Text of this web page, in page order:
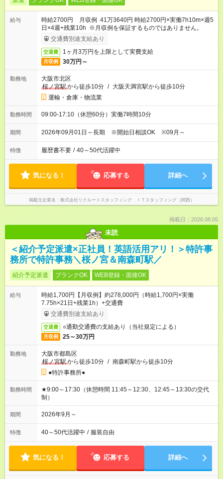
給与
時給2700円 月収例 41万3640円 時給2700円×実働7h10m×週5
日×4週+残業10h ※月収例を保証するものではありません。
交通費別途支給あり
交通費 1ヶ月3万円を上限として実費支給
月収例 30万円～
勤務地
大阪市北区
桜ノ宮駅から徒歩10分 / 大阪天満宮駅から徒歩10分
運輸・倉庫・物流業
勤務時間 09:00-17:10（休憩60分）実働7時間10分
期間 2026年09月01日～長期 ※開始日相談OK ※09月～
特徴 履歴書不要 / 40～50代活躍中
気になる！ 応募する 詳細へ
掲載元企業名 株式会社リクルートスタッフィング ＩＴスタッフィング（関西）
掲載日：2026.08.05
未読
＜紹介予定派遣×正社員！英語活用アリ！＞特許事
務所で特許事務＼桜ノ宮＆南森町駅／
紹介予定派遣 ブランクOK WEB登録・面接OK
給与
時給1,700円【月収例】約278,000円（時給1,700円×実働
7.75h×21日+残業1h）+交通費
交通費別途支給あり
交通費 ○通勤交通費の支給あり（当社規定による）
月収例 25～30万円
勤務地
大阪市都島区
桜ノ宮駅から徒歩10分 / 南森町駅から徒歩10分
●特許事務所●
勤務時間
★9:00～17:30（休憩時間 11:45～12:30、12:45～13:30の交代
制）
期間 2026年9月～
特徴 40～50代活躍中 / 服装自由
気になる！ 応募する 詳細へ